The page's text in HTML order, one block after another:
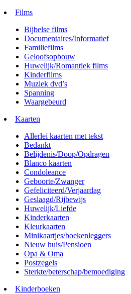
Films
Bijbelse films
Documentaires/Informatief
Familiefilms
Geloofsopbouw
Huwelijk/Romantiek films
Kinderfilms
Muziek dvd’s
Spanning
Waargebeurd
Kaarten
Allerlei kaarten met tekst
Bedankt
Belijdenis/Doop/Opdragen
Blanco kaarten
Condoleance
Geboorte/Zwanger
Gefeliciteerd/Verjaardag
Geslaagd/Rijbewijs
Huwelijk/Liefde
Kinderkaarten
Kleurkaarten
Minikaartjes/boekenleggers
Nieuw huis/Pensioen
Opa & Oma
Postzegels
Sterkte/beterschap/bemoediging
Kinderboeken